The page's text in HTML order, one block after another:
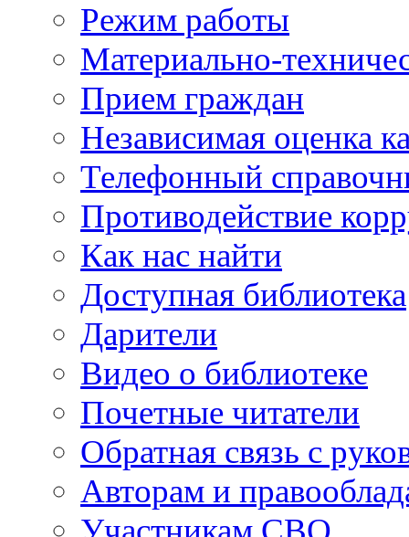
Режим работы
Материально-
Прием граждан
Независимая оценка
Телефонный
Противодействие
Как нас найти
Доступная библиотека
Дарители
Видео о библиотеке
Почетные читатели
Обратная связь с
Авторам и